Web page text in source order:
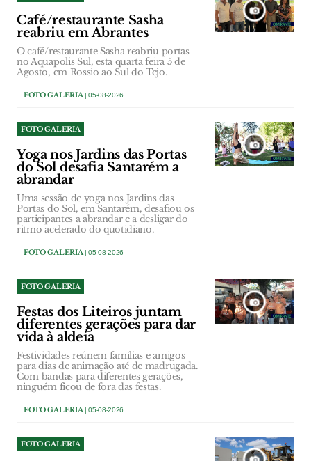
Café/restaurante Sasha
reabriu em Abrantes
O café/restaurante Sasha reabriu portas
no Aquapolis Sul, esta quarta feira 5 de
Agosto, em Rossio ao Sul do Tejo.
FOTO GALERIA | 05-08-2026
FOTO GALERIA
Yoga nos Jardins das Portas
do Sol desafia Santarém a
abrandar
Uma sessão de yoga nos Jardins das
Portas do Sol, em Santarém, desafiou os
participantes a abrandar e a desligar do
ritmo acelerado do quotidiano.
FOTO GALERIA | 05-08-2026
FOTO GALERIA
Festas dos Liteiros juntam
diferentes gerações para dar
vida à aldeia
Festividades reúnem famílias e amigos
para dias de animação até de madrugada.
Com bandas para diferentes gerações,
ninguém ficou de fora das festas.
FOTO GALERIA | 05-08-2026
FOTO GALERIA